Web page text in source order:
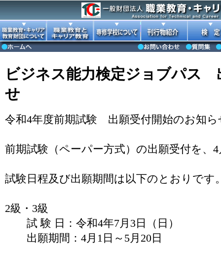
ビジネス能力検定ジョブパス
せ
令和4年度前期試験 出願受付開始のお知ら
前期試験（ペーパー方式）の出願受付を、
試験日程及び出願期間は以下のとおりです
2級・3級
試 験 日：令和4年7月3日（日）
出願期間：4月1日～5月20日